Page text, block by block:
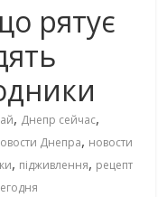
рятує
, Днепр сейчас,
Днепра, новости
, підживлення, рецепт